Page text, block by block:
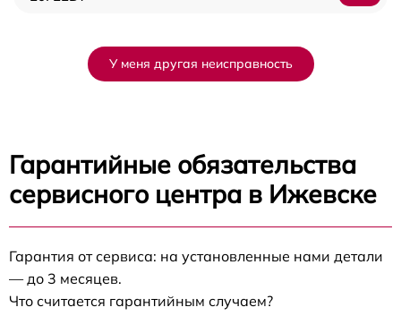
У меня другая неисправность
Гарантийные обязательства
сервисного центра в Ижевске
Гарантия от сервиса: на установленные нами детали
— до 3 месяцев.
Что считается гарантийным случаем?